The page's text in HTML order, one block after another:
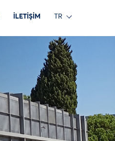
İLETİŞİM TR